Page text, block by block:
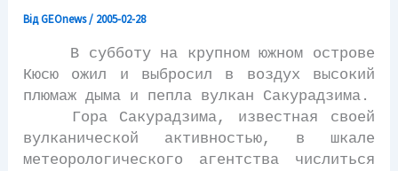
ВідGEOnews/ 2005-02-28
В субботу на крупном южном острове
Кюсю ожил и выбросил в воздух высокий
плюмаж дыма и пепла вулкан Сакурадзима.
Гора Сакурадзима, известная своей
вулканической активностью, в шкале
метеорологического агентства числиться